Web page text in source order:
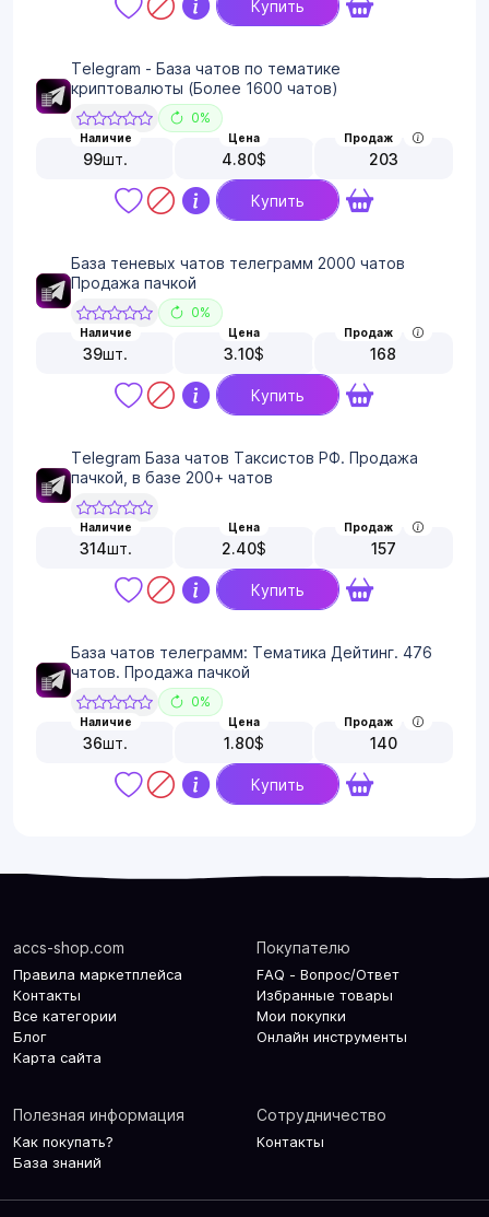
Купить
Telegram - База чатов по тематике
криптовалюты (Более 1600 чатов)
0%
Наличие
99шт.
Цена
4.80$
Продаж
203
Купить
База теневых чатов телеграмм 2000 чатов
Продажа пачкой
0%
Наличие
39шт.
Цена
3.10$
Продаж
168
Купить
Telegram База чатов Таксистов РФ. Продажа
пачкой, в базе 200+ чатов
Наличие
314шт.
Цена
2.40$
Продаж
157
Купить
База чатов телеграмм: Тематика Дейтинг. 476
чатов. Продажа пачкой
0%
Наличие
36шт.
Цена
1.80$
Продаж
140
Купить
accs-shop.com
Правила маркетплейса
Контакты
Все категории
Блог
Карта сайта
Покупателю
FAQ - Вопрос/Ответ
Избранные товары
Мои покупки
Онлайн инструменты
Полезная информация
Как покупать?
База знаний
Сотрудничество
Контакты